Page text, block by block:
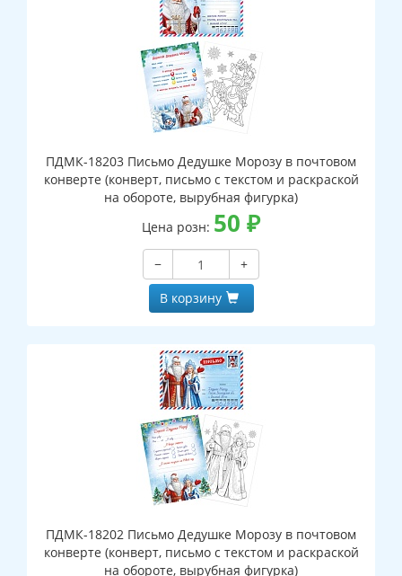
ПДМК-18203 Письмо Дедушке Морозу в почтовом
конверте (конверт, письмо с текстом и раскраской
на обороте, вырубная фигурка)
Цена розн: 50 ₽
−
+
В корзину
ПДМК-18202 Письмо Дедушке Морозу в почтовом
конверте (конверт, письмо с текстом и раскраской
на обороте, вырубная фигурка)